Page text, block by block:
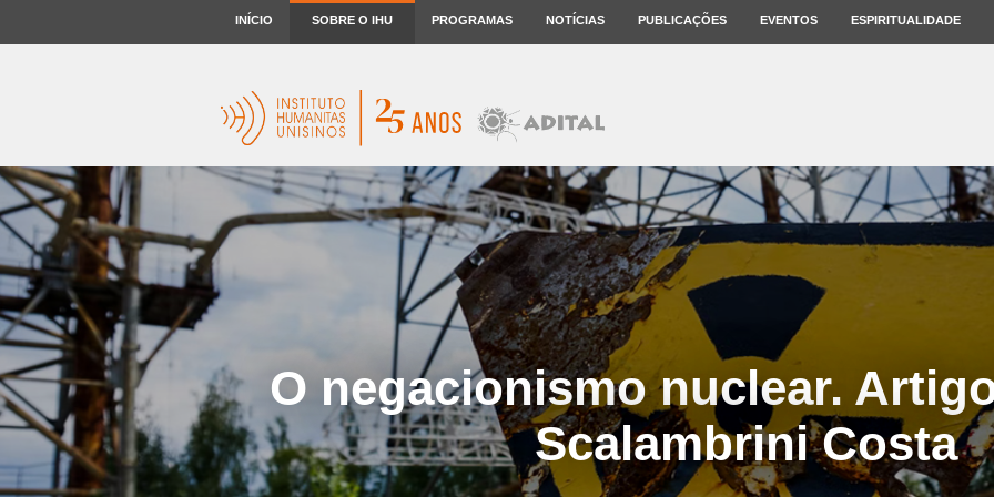
INÍCIO SOBRE O IHU PROGRAMAS NOTÍCIAS PUBLICAÇÕES EVENTOS ESPIRITUALIDADE
O negacionismo nuclear.
Scalambrini Costa